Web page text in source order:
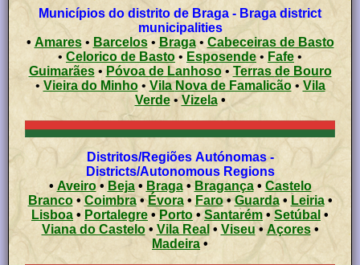
Municípios do distrito de Braga - Braga district
municipalities
• Amares• Barcelos• Braga• Cabeceiras de Basto
•
Celorico de Basto • Esposende • Fafe •
Guimarães• Póvoa de Lanhoso•
Terras de Bouro
• Vieira do Minho• Vila Nova de Famalicão•Vila
Verde• Vizela•
Distritos/Regiões Autónomas -
Districts/Autonomous Regions
• Aveiro• Beja• Braga• Bragança• Castelo
Branco•Coimbra•Évora• Faro•Guarda• Leiria•
Lisboa • Portalegre •Porto •Santarém• Setúbal •
Viana do Castelo• Vila Real • Viseu• Açores •
Madeira •